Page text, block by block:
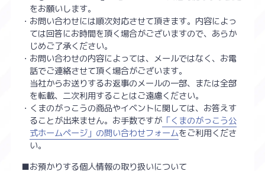
をお願いします。
・お問い合わせには順次対応させて頂きます。内容によっ
ては回答にお時間を頂く場合がございますので、あらか
じめご了承ください。
・お問い合わせの内容によっては、メールではなく、お電
話でご連絡させて頂く場合がございます。
当社からお送りするお返事のメールの一部、または全部
を転載、二次利用することはご遠慮ください。
・くまのがっこうの商品やイベントに関しては、お答えす
ることが出来ません。お手数ですが 「くまのがっこう公
式ホームページ」の問い合わせフォームをご利用くださ
い。
■お預かりする個人情報の取り扱いについて